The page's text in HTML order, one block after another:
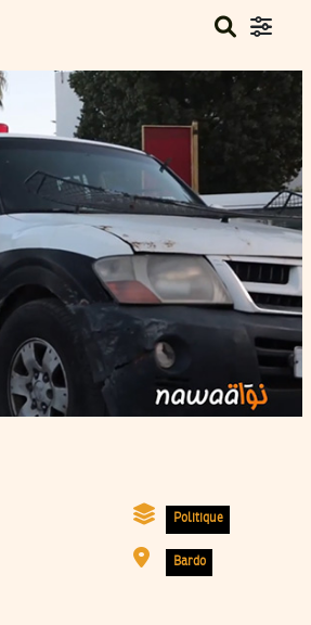
Politique
Bardo